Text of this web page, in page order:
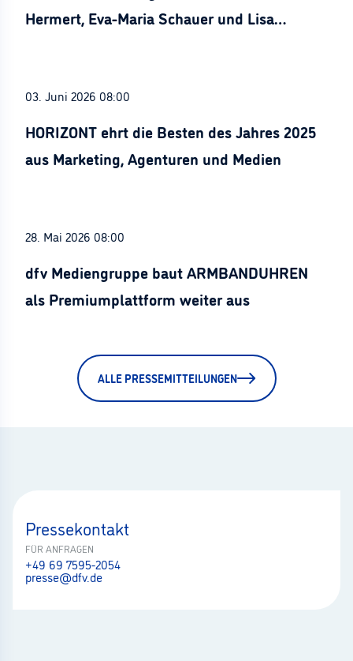
Hermert, Eva-Maria Schauer und Lisa
03. Juni 2026 08:00
HORIZONT ehrt die Besten des Jahres 2025
aus Marketing, Agenturen und Medien
28. Mai 2026 08:00
dfv Mediengruppe baut ARMBANDUHREN
als Premiumplattform weiter aus
ALLE PRESSEMITTEILUNGEN
Pressekontakt
FÜR ANFRAGEN
+49 69 7595-2054
presse@dfv.de